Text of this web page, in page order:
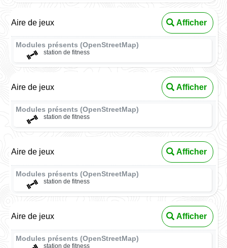
Aire de jeux Afficher
Modules présents (OpenStreetMap)
station de fitness
Aire de jeux Afficher
Modules présents (OpenStreetMap)
station de fitness
Aire de jeux Afficher
Modules présents (OpenStreetMap)
station de fitness
Aire de jeux Afficher
Modules présents (OpenStreetMap)
station de fitness